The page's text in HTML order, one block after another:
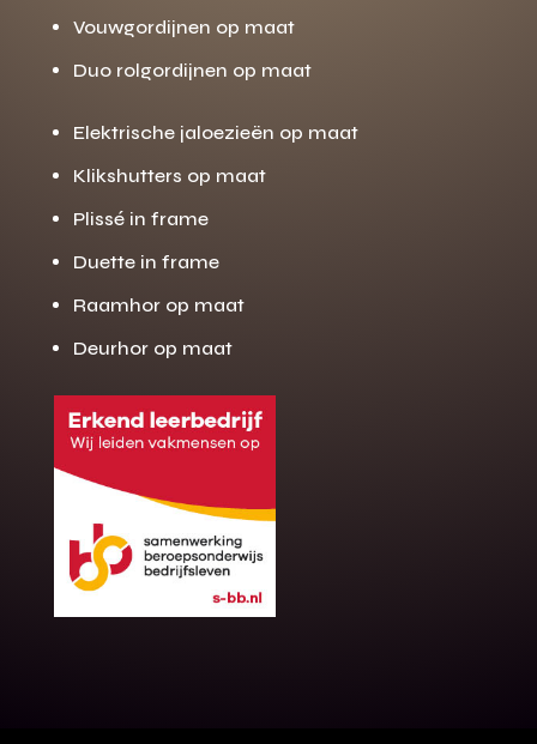
Gratis offerte
op maat?
Binnen 24 uur jouw gratis offerte
10 jaar garantie op de montage
Vouwgordijnen op maat
Duo rolgordijnen op maat
Elektrische jaloezieën op maat
Klikshutters op maat
Plissé in frame
Duette in frame
Raamhor op maat
Deurhor op maat